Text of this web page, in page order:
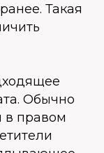
Такая
Обычно
в правом